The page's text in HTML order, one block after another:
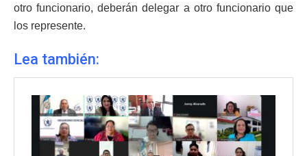
otro funcionario, deberán delegar a otro funcionario que
los represente.
Lea también: